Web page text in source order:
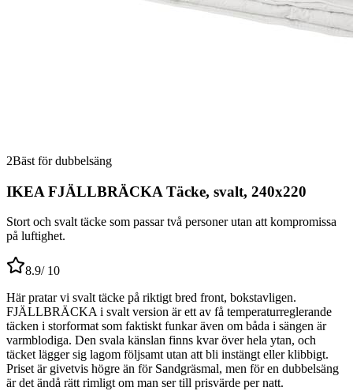
2Bäst för dubbelsäng
IKEA FJÄLLBRÄCKA Täcke, svalt, 240x220
Stort och svalt täcke som passar två personer utan att kompromissa
på luftighet.
8.9/ 10
Här pratar vi svalt täcke på riktigt bred front, bokstavligen.
FJÄLLBRÄCKA i svalt version är ett av få temperaturreglerande
täcken i storformat som faktiskt funkar även om båda i sängen är
varmblodiga. Den svala känslan finns kvar över hela ytan, och
täcket lägger sig lagom följsamt utan att bli instängt eller klibbigt.
Priset är givetvis högre än för Sandgräsmal, men för en dubbelsäng
är det ändå rätt rimligt om man ser till prisvärde per natt.